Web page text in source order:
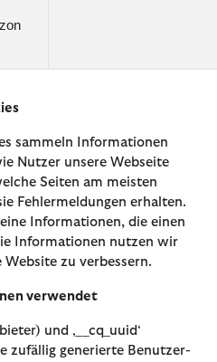
sammeln Informationen
Nutzer unsere Webseite
Seiten am meisten
Fehlermeldungen erhalten.
Informationen, die einen
Informationen nutzen wir
zu verbessern.
verwendet
und ‚__cq_uuid‘
zufällig generierte Benutzer-